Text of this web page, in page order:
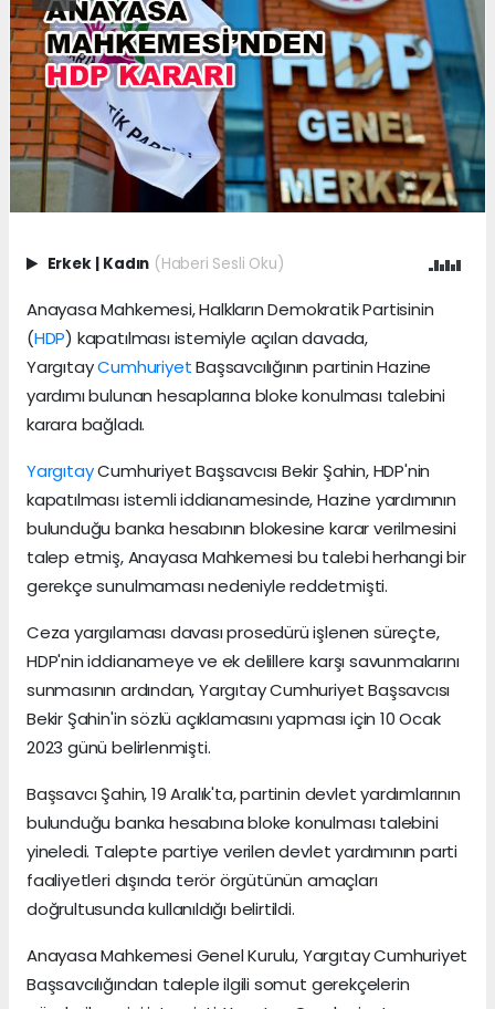
Erkek | Kadın (Haberi Sesli Oku)
Anayasa Mahkemesi, Halkların Demokratik Partisinin
(HDP) kapatılması istemiyle açılan davada,
YargıtayCumhuriyetBaşsavcılığının partinin Hazine
yardımı bulunan hesaplarına bloke konulması talebini
karara bağladı.
YargıtayCumhuriyet Başsavcısı Bekir Şahin, HDP'nin
kapatılması istemli iddianamesinde, Hazine yardımının
bulunduğu banka hesabının blokesine karar verilmesini
talep etmiş, Anayasa Mahkemesi bu talebi herhangi bir
gerekçe sunulmaması nedeniyle reddetmişti.
Ceza yargılaması davası prosedürü işlenen süreçte,
HDP'nin iddianameye ve ek delillere karşı savunmalarını
sunmasının ardından, Yargıtay Cumhuriyet Başsavcısı
Bekir Şahin'in sözlü açıklamasını yapması için 10 Ocak
2023 günü belirlenmişti.
Başsavcı Şahin, 19 Aralık'ta, partinin devlet yardımlarının
bulunduğu banka hesabına bloke konulması talebini
yineledi. Talepte partiye verilen devlet yardımının parti
faaliyetleri dışında terör örgütünün amaçları
doğrultusunda kullanıldığı belirtildi.
Anayasa Mahkemesi Genel Kurulu, Yargıtay Cumhuriyet
Başsavcılığından taleple ilgili somut gerekçelerin